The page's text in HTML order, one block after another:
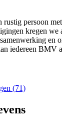
rustig persoon
kregen we
en
iedereen BMV
(71)